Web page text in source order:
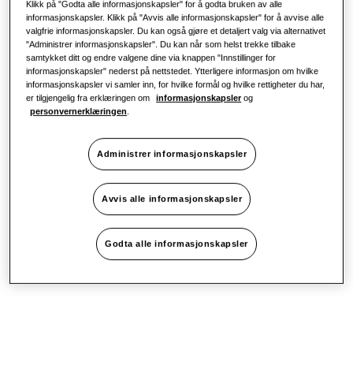
One Samsung
Klikk på "Godta alle informasjonskapsler" for å godta bruken av alle
informasjonskapsler. Klikk på "Avvis alle informasjonskapsler" for å avvise alle
valgfrie informasjonskapsler. Du kan også gjøre et detaljert valg via alternativet
"Administrer informasjonskapsler". Du kan når som helst trekke tilbake
samtykket ditt og endre valgene dine via knappen "Innstillinger for
informasjonskapsler" nederst på nettstedet. Ytterligere informasjon om hvilke
informasjonskapsler vi samler inn, for hvilke formål og hvilke rettigheter du har,
er tilgjengelig fra erklæringen om
informasjonskapsler og
personvernerklæringen
Administrer informasjonskapsler
Avvis alle informasjonskapsler
Godta alle informasjonskapsler